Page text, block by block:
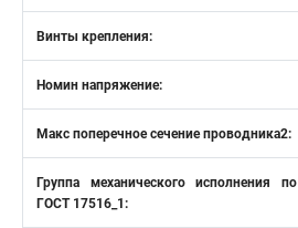
Винты крепления:
Номин напряжение:
Макс поперечное сечение проводника2:
Группа механического исполнения по
ГОСТ 17516_1: